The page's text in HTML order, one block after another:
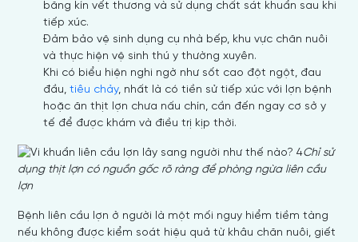
băng kín vết thương và sử dụng chất sát khuẩn sau khi
tiếp xúc.
Đảm bảo vệ sinh dụng cụ nhà bếp, khu vực chăn nuôi
và thực hiện vệ sinh thú y thường xuyên.
Khi có biểu hiện nghi ngờ như sốt cao đột ngột, đau
đầu,tiêu chảy, nhất là có tiền sử tiếp xúc với lợn bệnh
hoặc ăn thịt lợn chưa nấu chín, cần đến ngay cơ sở y
tế để được khám và điều trị kịp thời.
Chỉ sử
dụng thịt lợn có nguồn gốc rõ ràng để phòng ngừa liên cầu
lợn
Bệnh liên cầu lợn ở người là một mối nguy hiểm tiềm tàng
nếu không được kiểm soát hiệu quả từ khâu chăn nuôi, giết